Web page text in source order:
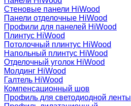
Стеновые панели HiWood
Панели отделочные HiWood
Профили для панелей HiWood
Плинтус HiWood
Потолочный плинтус HiWood
Напольный плинтус HiWood
Отделочный уголок HiWood
Молдинг HiWood
Галтель HiWood
Компенсационный шов
Профиль для светодиодной ленты